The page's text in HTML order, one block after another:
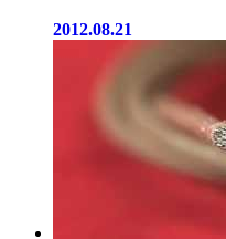
2012.08.21